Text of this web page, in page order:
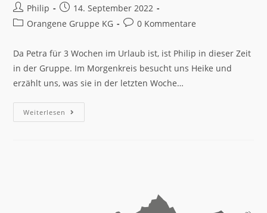
Philip
14. September 2022
Orangene Gruppe KG
0 Kommentare
Da Petra für 3 Wochen im Urlaub ist, ist Philip in dieser Zeit
in der Gruppe. Im Morgenkreis besucht uns Heike und
erzählt uns, was sie in der letzten Woche…
Weiterlesen